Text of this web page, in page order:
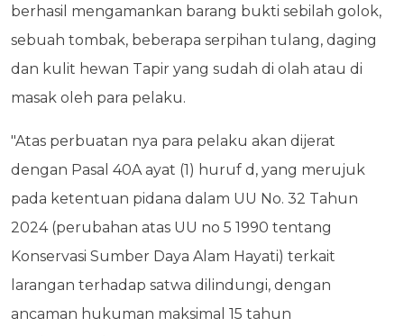
berhasil mengamankan barang bukti sebilah golok,
sebuah tombak, beberapa serpihan tulang, daging
dan kulit hewan Tapir yang sudah di olah atau di
masak oleh para pelaku.
"Atas perbuatan nya para pelaku akan dijerat
dengan Pasal 40A ayat (1) huruf d, yang merujuk
pada ketentuan pidana dalam UU No. 32 Tahun
2024 (perubahan atas UU no 5 1990 tentang
Konservasi Sumber Daya Alam Hayati) terkait
larangan terhadap satwa dilindungi, dengan
ancaman hukuman maksimal 15 tahun